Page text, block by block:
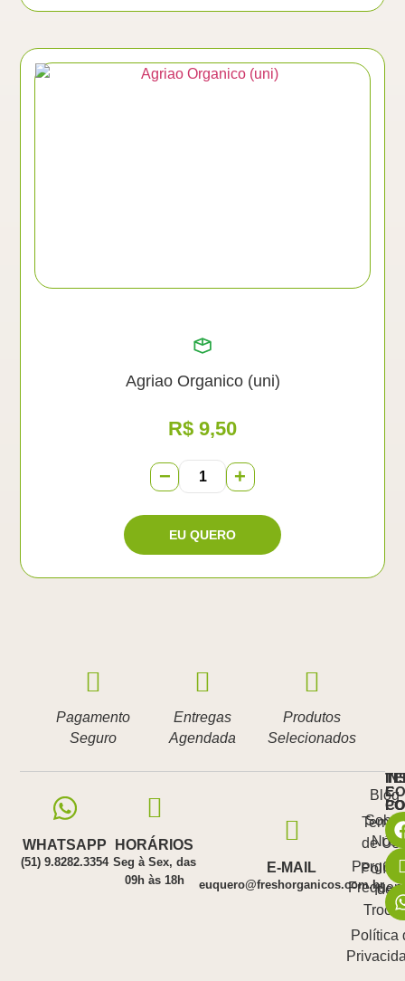
Agriao Organico (uni)
R$ 9,50
− +
Pagamento
Seguro
Entregas
Agendada
Produtos
Selecionados
WHATSAPP
(51) 9.8282.3354 E-MAIL
euquero@freshorganicos.com.br
HORÁRIOS
Seg à Sex, das
09h às 18h
Blog
Sobre
Nós
E
de
de
Política